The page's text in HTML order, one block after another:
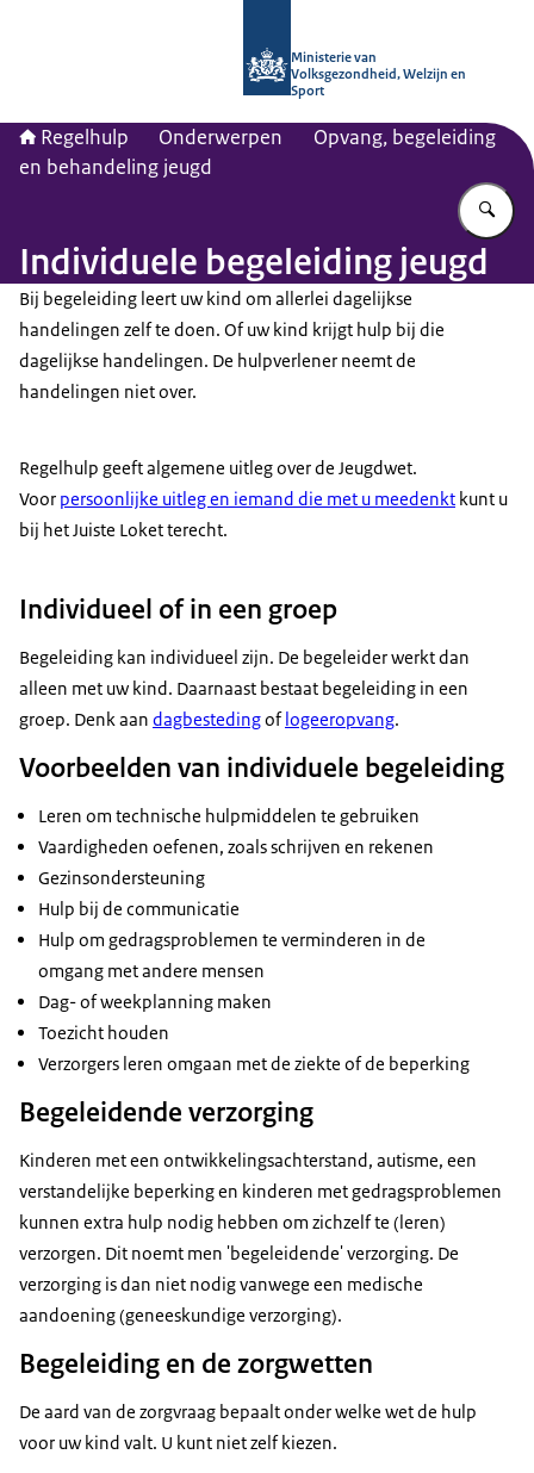
Ministerie van
Volksgezondheid, Welzijn en
Sport
Regelhulp Onderwerpen
Opvang, begeleiding
en behandeling jeugd
Individuele begeleiding jeugd
Bij begeleiding leert uw kind om allerlei dagelijkse
handelingen zelf te doen. Of uw kind krijgt hulp bij die
dagelijkse handelingen. De hulpverlener neemt de
handelingen niet over.
Regelhulp geeft algemene uitleg over de Jeugdwet.
Voor persoonlijke uitleg en iemand die met u meedenkt kunt u
bij het Juiste Loket terecht.
Individueel of in een groep
Begeleiding kan individueel zijn. De begeleider werkt dan
alleen met uw kind. Daarnaast bestaat begeleiding in een
groep. Denk aan dagbestedingof logeeropvang.
Voorbeelden van individuele begeleiding
Leren om technische hulpmiddelen te gebruiken
Vaardigheden oefenen, zoals schrijven en rekenen
Gezinsondersteuning
Hulp bij de communicatie
Hulp om gedragsproblemen te verminderen in de
omgang met andere mensen
Dag- of weekplanning maken
Toezicht houden
Verzorgers leren omgaan met de ziekte of de beperking
Begeleidende verzorging
Kinderen met een ontwikkelingsachterstand, autisme, een
verstandelijke beperking en kinderen met gedragsproblemen
kunnen extra hulp nodig hebben om zichzelf te (leren)
verzorgen. Dit noemt men 'begeleidende' verzorging. De
verzorging is dan niet nodig vanwege een medische
aandoening (geneeskundige verzorging).
Begeleiding en de zorgwetten
De aard van de zorgvraag bepaalt onder welke wet de hulp
voor uw kind valt. U kunt niet zelf kiezen.